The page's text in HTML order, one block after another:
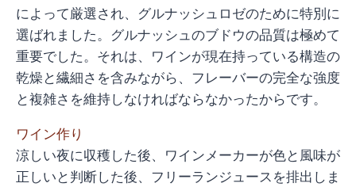
によって厳選され、グルナッシュロゼのために特別に
選ばれました。グルナッシュのブドウの品質は極めて
重要でした。それは、ワインが現在持っている構造の
乾燥と繊細さを含みながら、フレーバーの完全な強度
と複雑さを維持しなければならなかったからです。
ワイン作り
涼しい夜に収穫した後、ワインメーカーが色と風味が
正しいと判断した後、フリーランジュースを排出しま